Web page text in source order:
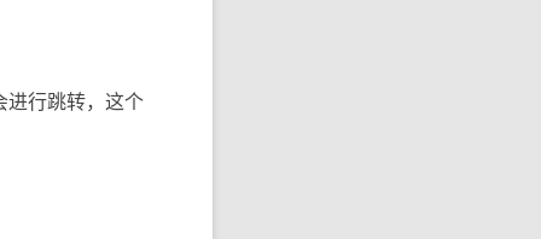
进行跳转，这个